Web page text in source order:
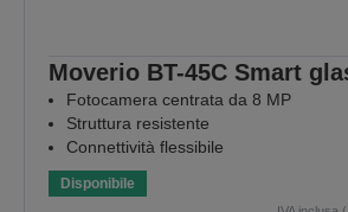
Moverio BT-45C Smart
Fotocamera centrata da 8 MP
Struttura resistente
Connettività flessibile
Disponibile